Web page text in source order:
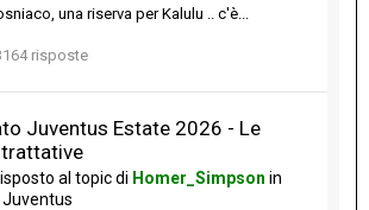
una riserva per Kalulu .. c'è...
risposte
Juventus Estate 2026 - Le
al topic di Homer_Simpson in